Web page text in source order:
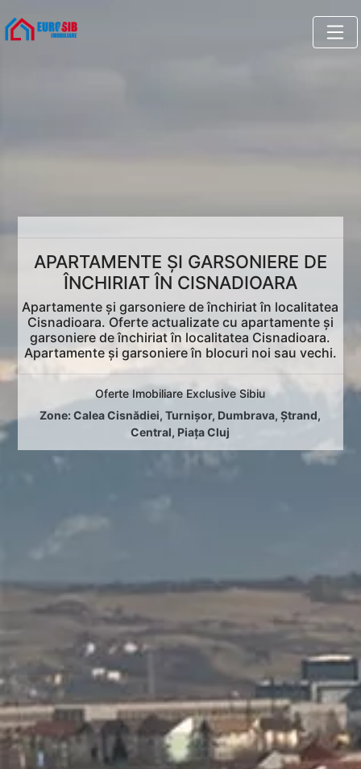
APARTAMENTE ȘI GARSONIERE DE
ÎNCHIRIAT ÎN CISNADIOARA
Apartamente și garsoniere de închiriat în localitatea
Cisnadioara. Oferte actualizate cu apartamente și
garsoniere de închiriat în localitatea Cisnadioara.
Apartamente și garsoniere în blocuri noi sau vechi.
Oferte Imobiliare Exclusive Sibiu
Zone:Calea Cisnădiei,Turnișor, Dumbrava,Ștrand,
Central, Piața Cluj